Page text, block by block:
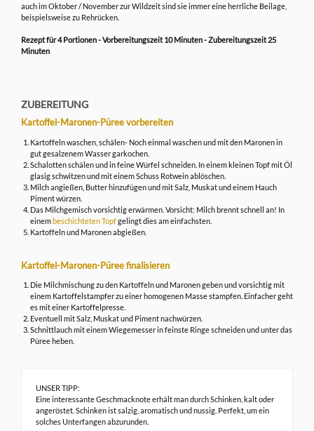
auch im Oktober / November zur Wildzeit sind sie immer eine herrliche Beilage,
beispielsweise zu Rehrücken.
Rezept für 4 Portionen - Vorbereitungszeit 10 Minuten - Zubereitungszeit 25
Minuten
ZUBEREITUNG
Kartoffel-Maronen-Püree vorbereiten
Kartoffeln waschen, schälen- Noch einmal waschen und mit den Maronen in
gut gesalzenem Wasser garkochen.
Schalotten schälen und in feine Würfel schneiden. In einem kleinen Topf mit Öl
glasig schwitzen und mit einem Schuss Rotwein ablöschen.
Milch angießen, Butter hinzufügen und mit Salz, Muskat und einem Hauch
Piment würzen.
Das Milchgemisch vorsichtig erwärmen. Vorsicht: Milch brennt schnell an! In
einembeschichteten Topfgelingt dies am einfachsten.
Kartoffeln und Maronen abgießen.
Kartoffel-Maronen-Püree finalisieren
Die Milchmischung zu den Kartoffeln und Maronen geben und vorsichtig mit
einem Kartoffelstampfer zu einer homogenen Masse stampfen. Einfacher geht
es mit einer Kartoffelpresse.
Eventuell mit Salz, Muskat und Piment nachwürzen.
Schnittlauch mit einem Wiegemesser in feinste Ringe schneiden und unter das
Püree heben.
UNSER TIPP:
Eine interessante Geschmacknote erhält man durch Schinken, kalt oder
angeröstet. Schinken ist salzig, aromatisch und nussig. Perfekt, um ein
solches Unterfangen abzurunden.